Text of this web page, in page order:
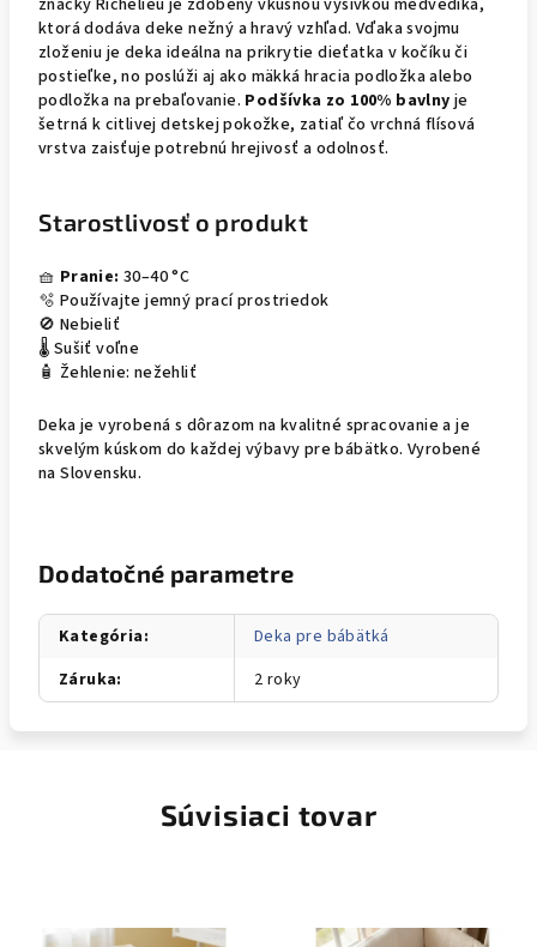
značky Richelieu je zdobený vkusnou výšivkou medvedíka,
ktorá dodáva deke nežný a hravý vzhľad. Vďaka svojmu
zloženiu je deka ideálna na prikrytie dieťatka v kočíku či
postieľke, no poslúži aj ako mäkká hracia podložka alebo
podložka na prebaľovanie. Podšívka zo 100% bavlnyje
šetrná k citlivej detskej pokožke, zatiaľ čo vrchná flísová
vrstva zaisťuje potrebnú hrejivosť a odolnosť.
Starostlivosť o produkt
🧺 Pranie: 30–40 °C
🫧 Používajte jemný prací prostriedok
🚫 Nebieliť
🌡️ Sušiť voľne
🧴 Žehlenie: nežehliť
Deka je vyrobená s dôrazom na kvalitné spracovanie a je
skvelým kúskom do každej výbavy pre bábätko. Vyrobené
na Slovensku.
Dodatočné parametre
Kategória:
Deka pre bábätká
Záruka: 2 roky
Súvisiaci tovar